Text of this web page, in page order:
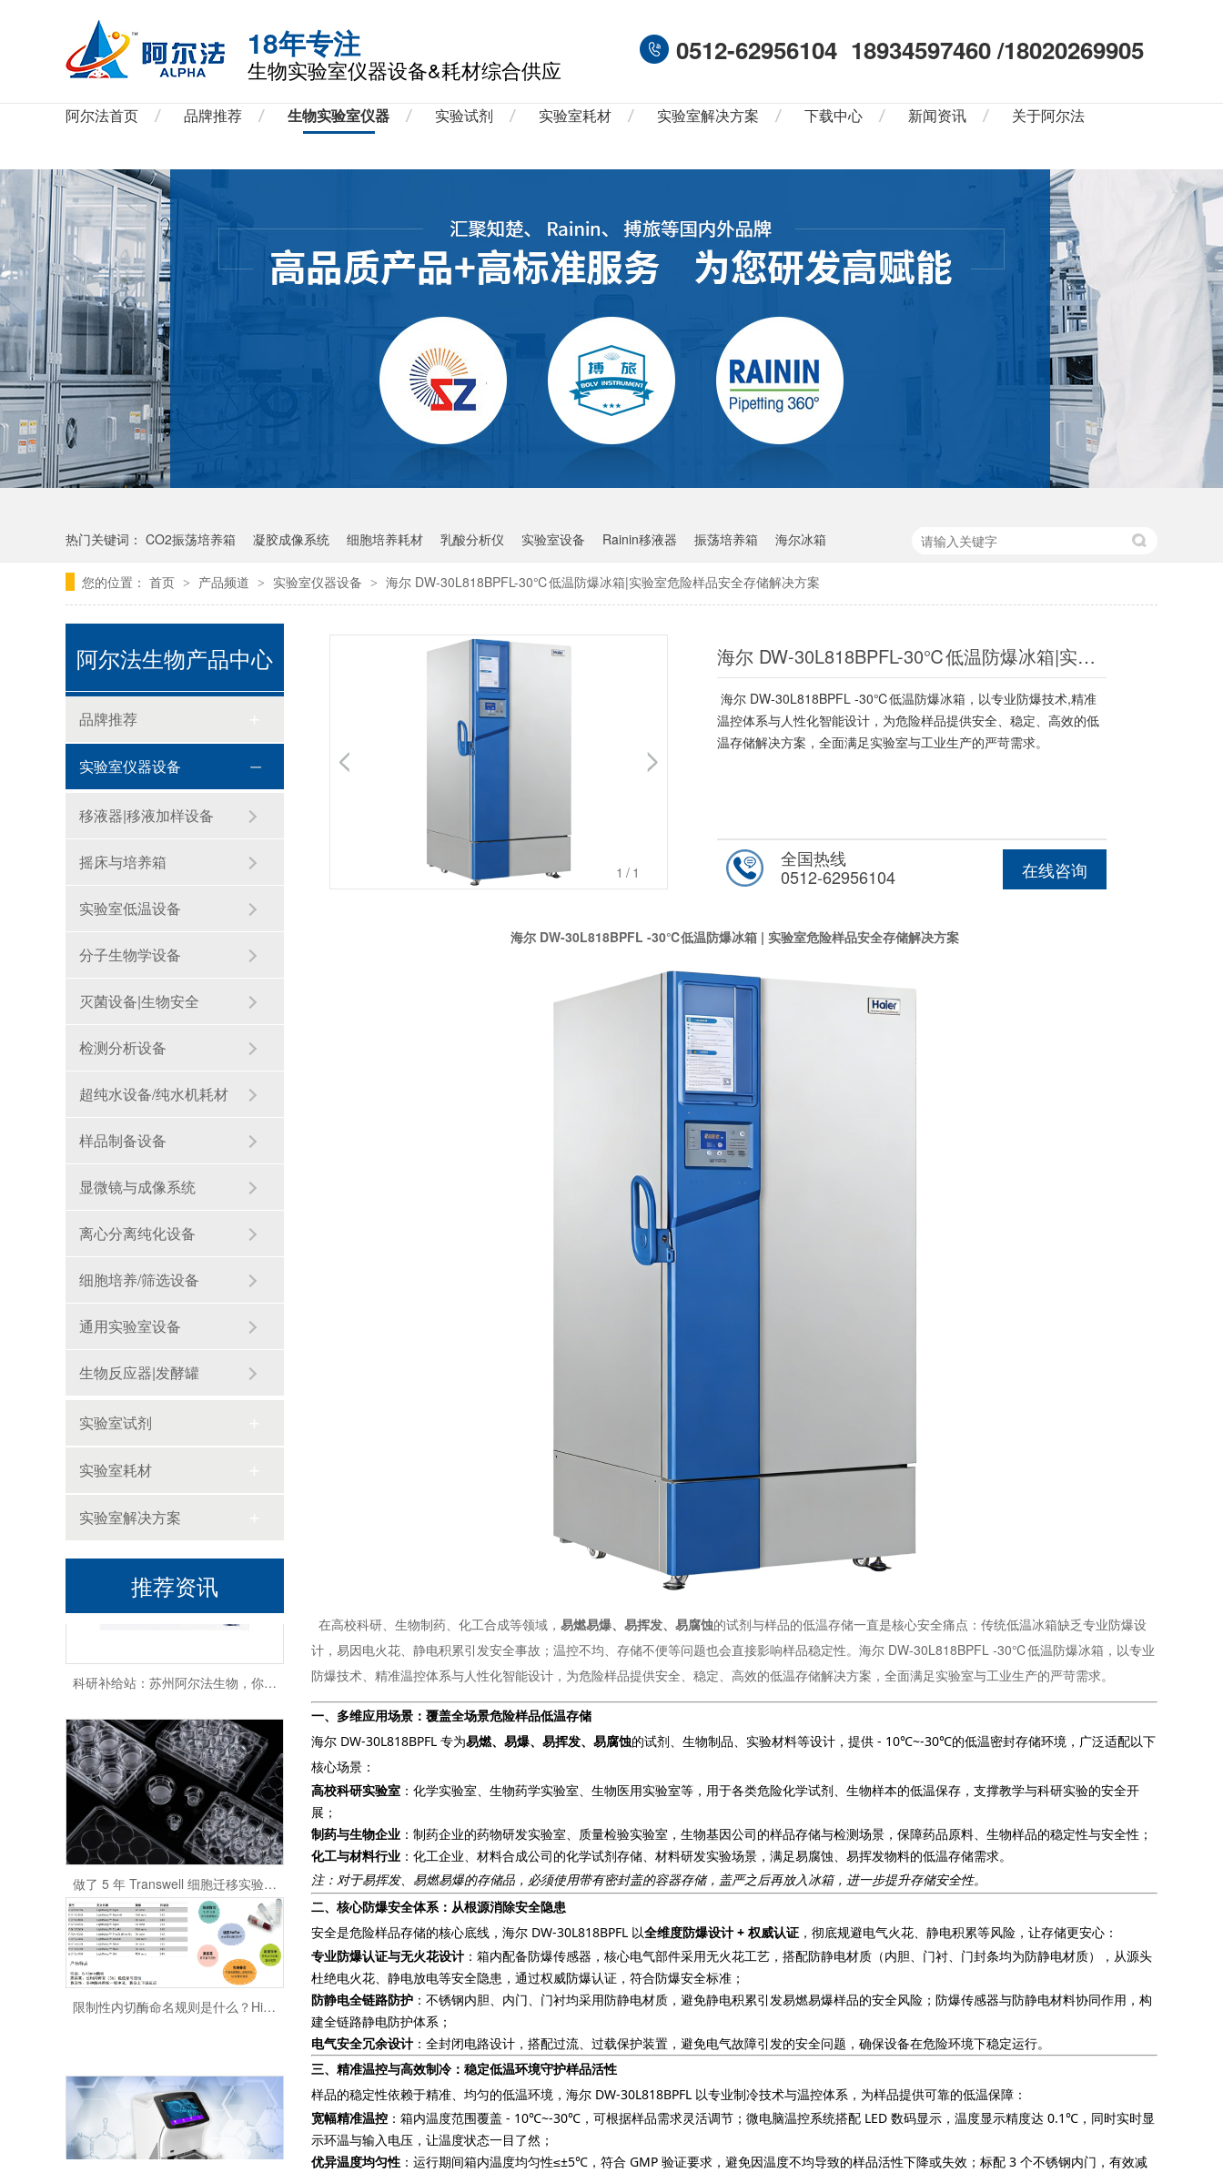
18年专注
生物实验室仪器设备&耗材综合供应
0512-62956104 18934597460 /18020269905
阿尔法首页 品牌推荐 生物实验室仪器 实验试剂 实验室耗材 实验室解决方案 下载中心 新闻资讯 关于阿尔法
热门关键词： CO2振荡培养箱 凝胶成像系统 细胞培养耗材 乳酸分析仪 实验室设备 Rainin移液器 振荡培养箱 海尔冰箱
您的位置： 首页 > 产品频道 > 实验室仪器设备 > 海尔 DW-30L818BPFL-30℃低温防爆冰箱|实验室危险样品安全存储解决方案
1 /1
海尔 DW-30L818BPFL-30℃低温防爆冰箱|实验室危险样品安全存储解决方案
海尔 DW-30L818BPFL -30℃低温防爆冰箱，以专业防爆技术,精准
温控体系与人性化智能设计，为危险样品提供安全、稳定、高效的低
温存储解决方案，全面满足实验室与工业生产的严苛需求。
在线咨询
全国热线
0512-62956104
海尔 DW-30L818BPFL -30℃低温防爆冰箱 | 实验室危险样品安全存储解决方案
在高校科研、生物制药、化工合成等领域， 易燃易爆、易挥发、易腐蚀的试剂与样品的低温存储一直是核心安全痛点：传统低温冰箱缺乏专业防爆设
计，易因电火花、静电积累引发安全事故；温控不均、存储不便等问题也会直接影响样品稳定性。海尔 DW-30L818BPFL -30℃低温防爆冰箱，以专业
防爆技术、精准温控体系与人性化智能设计，为危险样品提供安全、稳定、高效的低温存储解决方案，全面满足实验室与工业生产的严苛需求。
一、多维应用场景：覆盖全场景危险样品低温存储
海尔 DW-30L818BPFL 专为易燃、易爆、易挥发、易腐蚀的试剂、生物制品、实验材料等设计，提供 - 10℃~-30℃的低温密封存储环境，广泛适配以下
核心场景：
高校科研实验室 ：化学实验室、生物药学实验室、生物医用实验室等，用于各类危险化学试剂、生物样本的低温保存，支撑教学与科研实验的安全开
展；
制药与生物企业 ：制药企业的药物研发实验室、质量检验实验室，生物基因公司的样品存储与检测场景，保障药品原料、生物样品的稳定性与安全性；
化工与材料行业 ：化工企业、材料合成公司的化学试剂存储、材料研发实验场景，满足易腐蚀、易挥发物料的低温存储需求。
注：对于易挥发、易燃易爆的存储品，必须使用带有密封盖的容器存储，盖严之后再放入冰箱，进一步提升存储安全性。
二、核心防爆安全体系：从根源消除安全隐患
安全是危险样品存储的核心底线，海尔 DW-30L818BPFL 以全维度防爆设计 + 权威认证 ，彻底规避电气火花、静电积累等风险，让存储更安心：
专业防爆认证与无火花设计 ：箱内配备防爆传感器，核心电气部件采用无火花工艺，搭配防静电材质（内胆、门衬、门封条均为防静电材质），从源头
杜绝电火花、静电放电等安全隐患，通过权威防爆认证，符合防爆安全标准；
防静电全链路防护 ：不锈钢内胆、内门、门衬均采用防静电材质，避免静电积累引发易燃易爆样品的安全风险；防爆传感器与防静电材料协同作用，构
建全链路静电防护体系；
电气安全冗余设计 ：全封闭电路设计，搭配过流、过载保护装置，避免电气故障引发的安全问题，确保设备在危险环境下稳定运行。
三、精准温控与高效制冷：稳定低温环境守护样品活性
样品的稳定性依赖于精准、均匀的低温环境，海尔 DW-30L818BPFL 以专业制冷技术与温控体系，为样品提供可靠的低温保障：
宽幅精准温控 ：箱内温度范围覆盖 - 10℃~-30℃，可根据样品需求灵活调节；微电脑温控系统搭配 LED 数码显示，温度显示精度达 0.1℃，同时实时显
示环温与输入电压，让温度状态一目了然；
优异温度均匀性 ：运行期间箱内温度均匀性≤±5℃，符合 GMP 验证要求，避免因温度不均导致的样品活性下降或失效；标配 3 个不锈钢内门，有效减
阿尔法生物产品中心
品牌推荐
实验室仪器设备
移液器|移液加样设备
摇床与培养箱
实验室低温设备
分子生物学设备
灭菌设备|生物安全
检测分析设备
超纯水设备/纯水机耗材
样品制备设备
显微镜与成像系统
离心分离纯化设备
细胞培养/筛选设备
通用实验室设备
生物反应器|发酵罐
实验室试剂
实验室耗材
实验室解决方案
推荐资讯
科研补给站：苏州阿尔法生物，你生物实验室的 “一站式配齐专家”
做了 5 年 Transwell 细胞迁移实验，从踩坑到稳出数据，这份详细操作和避坑指南请收好
限制性内切酶命名规则是什么？HindⅢ、EcoRI 等酶名的构成逻辑